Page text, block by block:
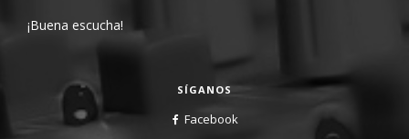
¡Buena escucha!
SÍGANOS
Facebook